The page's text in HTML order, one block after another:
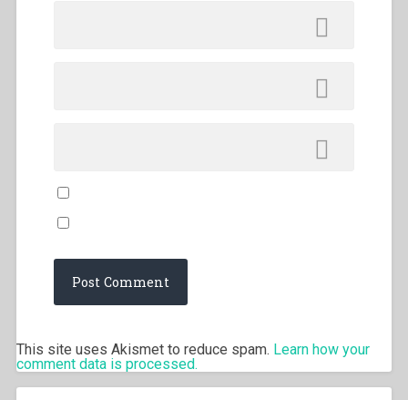
This site uses Akismet to reduce spam. Learn how your
comment data is processed.